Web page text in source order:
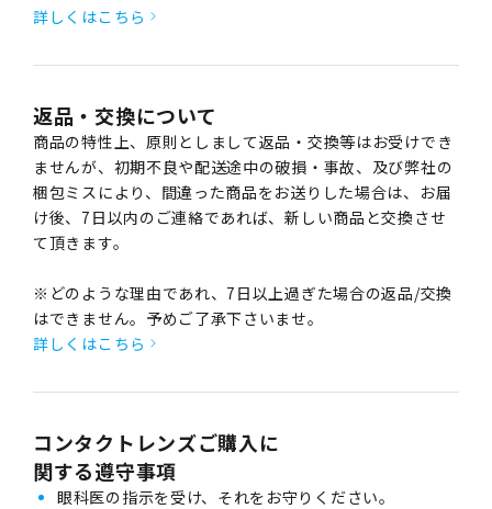
詳しくはこちら
返品・交換について
商品の特性上、原則としまして返品・交換等はお受けでき
ませんが、初期不良や配送途中の破損・事故、及び弊社の
梱包ミスにより、間違った商品をお送りした場合は、お届
け後、7日以内のご連絡であれば、新しい商品と交換させ
て頂きます。
※どのような理由であれ、7日以上過ぎた場合の返品/交換
はできません。予めご了承下さいませ。
詳しくはこちら
コンタクトレンズご購入に
関する遵守事項
眼科医の指示を受け、それをお守りください。